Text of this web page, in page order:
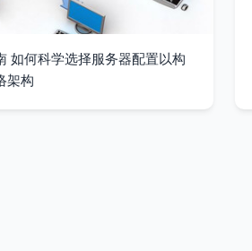
如何科学选择服务器配置以构
架构